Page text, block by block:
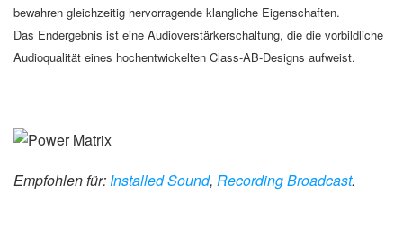
bewahren gleichzeitig hervorragende klangliche Eigenschaften.
Das Endergebnis ist eine Audioverstärkerschaltung, die die vorbildliche
Audioqualität eines hochentwickelten Class-AB-Designs aufweist.
Empfohlen für:Installed Sound, Recording Broadcast.